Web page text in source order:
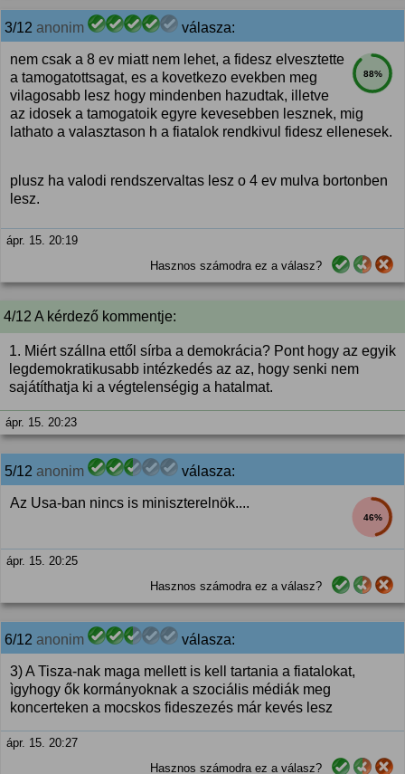
3/12 anonim válasza:
88%
nem csak a 8 ev miatt nem lehet, a fidesz elvesztette
a tamogatottsagat, es a kovetkezo evekben meg
vilagosabb lesz hogy mindenben hazudtak, illetve
az idosek a tamogatoik egyre kevesebben lesznek, mig
lathato a valasztason h a fiatalok rendkivul fidesz ellenesek.
plusz ha valodi rendszervaltas lesz o 4 ev mulva bortonben
lesz.
ápr. 15. 20:19
Hasznos számodra ez a válasz?
4/12 A kérdező kommentje:
1. Miért szállna ettől sírba a demokrácia? Pont hogy az egyik
legdemokratikusabb intézkedés az az, hogy senki nem
sajátíthatja ki a végtelenségig a hatalmat.
ápr. 15. 20:23
5/12 anonim válasza:
46%
Az Usa-ban nincs is miniszterelnök....
ápr. 15. 20:25
Hasznos számodra ez a válasz?
6/12 anonim válasza:
3) A Tisza-nak maga mellett is kell tartania a fiatalokat,
ìgyhogy ők kormányoknak a szociális médiák meg
koncerteken a mocskos fideszezés már kevés lesz
ápr. 15. 20:27
Hasznos számodra ez a válasz?